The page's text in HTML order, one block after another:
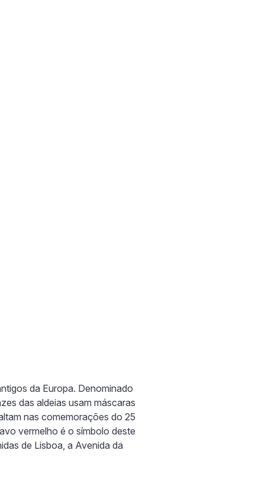
da Europa. Denominado
das aldeias usam máscaras
nas comemorações do 25
vermelho é o símbolo deste
de Lisboa, a Avenida da